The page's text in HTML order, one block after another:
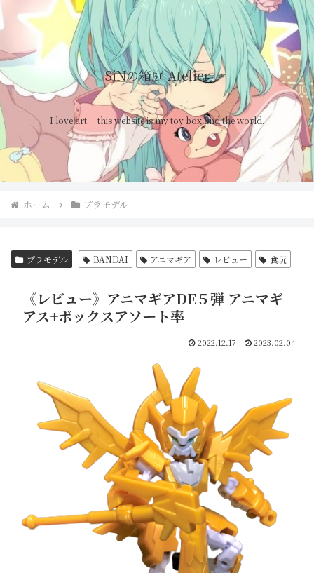
SiNの箱庭 Atelier
I love art. this website is my toy box and the world.
ホーム プラモデル
プラモデル BANDAI アニマギア レビュー 食玩
《レビュー》アニマギアDE５弾 アニマギ
アス+ボックスアソート率
2022.12.17 2023.02.04